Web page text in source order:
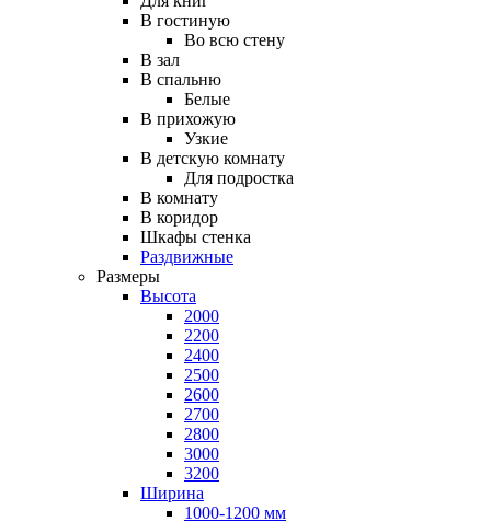
В гостиную
Во всю стену
В зал
В спальню
Белые
В прихожую
Узкие
В детскую комнату
Для подростка
В комнату
В коридор
Шкафы стенка
Раздвижные
Размеры
Высота
2000
2200
2400
2500
2600
2700
2800
3000
3200
Ширина
1000-1200 мм